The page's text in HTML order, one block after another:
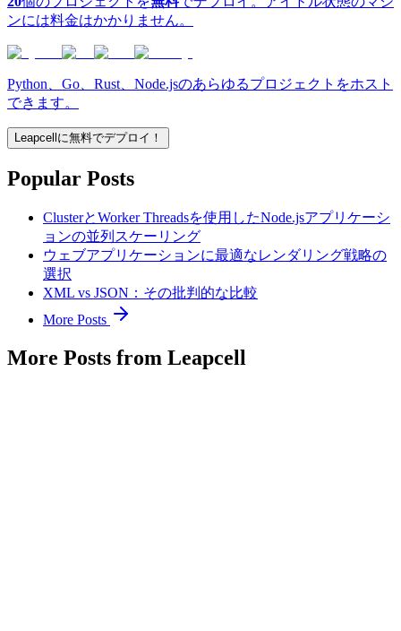
ンには料金はかかりません。
Python、Go、Rust、Node.jsのあらゆるプロジェクトをホスト
できます。
Leapcellに無料でデプロイ！
Popular Posts
ClusterとWorker Threadsを使用したNode.jsアプリケーシ
ョンの並列スケーリング
ウェブアプリケーションに最適なレンダリング戦略の
選択
XML vs JSON：その批判的な比較
More Posts
More Posts from Leapcell